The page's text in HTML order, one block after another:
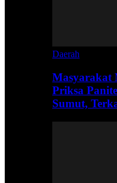
Daerah
Masyarakat
Priksa
Sumut,